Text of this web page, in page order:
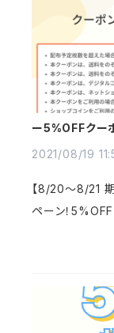
ー5%OFFクー
2021/08/19
【8/20～8/21 期
ペーン！